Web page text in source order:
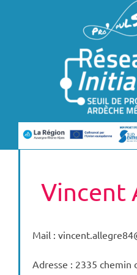
Vincent
Mail :
Adresse : 2335 chemin